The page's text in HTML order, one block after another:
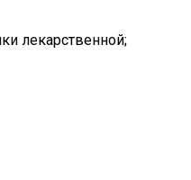
лекарственной;